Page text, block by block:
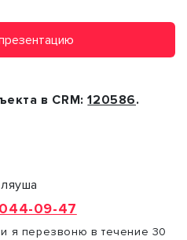
в CRM:120586.
09-47
я перезвоню в течение 30